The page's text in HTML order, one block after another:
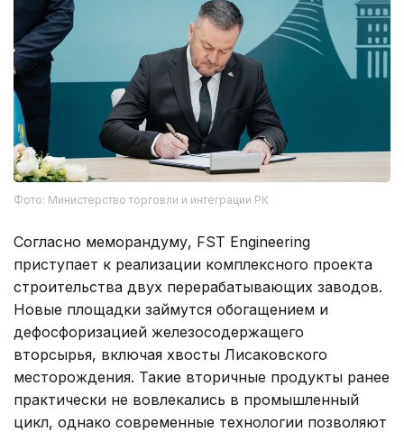
Фото: Министерство торговли и интеграции РК
Согласно меморандуму, FST Engineering
приступает к реализации комплексного проекта
строительства двух перерабатывающих заводов.
Новые площадки займутся обогащением и
дефосфоризацией железосодержащего
вторсырья, включая хвосты Лисаковского
месторождения. Такие вторичные продукты ранее
практически не вовлекались в промышленный
цикл, однако современные технологии позволяют